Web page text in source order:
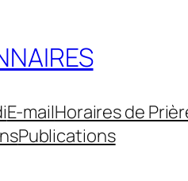
E-mailHoraires de
Publications